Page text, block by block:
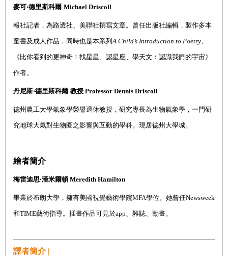
麥可‧德里斯科爾 Michael Driscoll
報社記者，為路透社、美聯社撰寫文章。 曾任出版社編輯，製作多本
童書及成人作品，同時也是本系列A Child’s Introduction to Poetry
《比你看到的更神奇！找星星、認星座、學天文：認識我們的宇宙》
作者。
丹尼斯‧德里斯科爾 教授 Professor Dennis Driscoll
德州農工大學氣象學榮譽退休教授，研究專長為生物氣象學，一門研
究地球大氣對生物圈之影響與互動的學科。現居德州大學城。
繪者簡介
梅雷迪思‧漢米爾頓 Meredith Hamilton
畢業於布朗大學，擁有美國視覺藝術學院MFA學位。她曾任Newsweek
和TIME藝術指導。插畫作品可見於app 、雜誌、動畫。
譯者簡介 |